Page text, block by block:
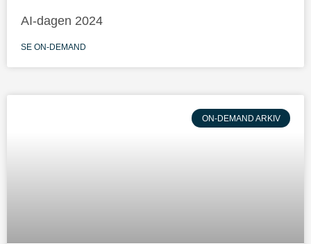
AI-dagen 2024
SE ON-DEMAND
ON-DEMAND ARKIV